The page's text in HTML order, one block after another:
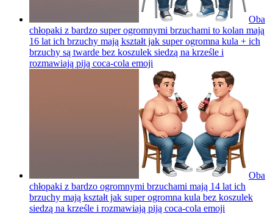
Oba
chłopaki z bardzo super ogromnymi brzuchami to kolan mają
16 lat ich brzuchy mają kształt jak super ogromna kula + ich
brzuchy są twarde bez koszulek siedzą na krześle i
rozmawiają piją coca-cola emoji
Oba
chłopaki z bardzo ogromnymi brzuchami mają 14 lat ich
brzuchy mają kształt jak super ogromna kula bez koszulek
siedzą na krześle i rozmawiają piją coca-cola emoji